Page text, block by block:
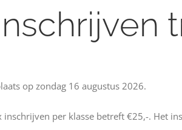
op zondag 16 augustus 2026.
per klasse betreft €25,-. Het